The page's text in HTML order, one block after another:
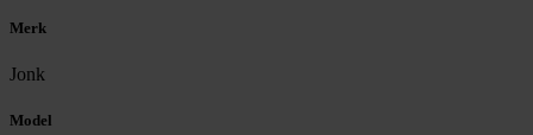
Merk
Jonk
Model